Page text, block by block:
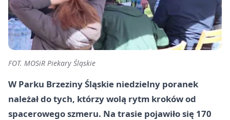
FOT. MOSiR Piekary Śląskie
W Parku Brzeziny Śląskie niedzielny poranek
należał do tych, którzy wolą rytm kroków od
spacerowego szmeru. Na trasie pojawiło się 170